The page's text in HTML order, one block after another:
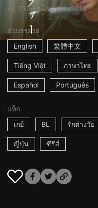
23mประเทศญี่ปุ่น2018
คำบรรยาย
English
繁體中文
Tiếng Việt ภาษาไทย
Español Português
แท็ก
เกย์
BL รักต่างวัย
ญี่ปุ่น ซีรีส์